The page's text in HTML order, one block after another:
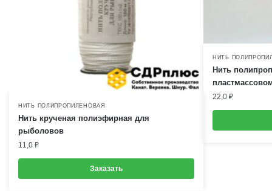
НИТЬ ПОЛИПРОПИЛЕНОВАЯ
Нить крученая полиэфирная для
рыболовов
11,0 ₽
Заказать
НИТЬ
Нить
22,0 ₽